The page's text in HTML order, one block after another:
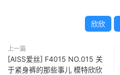
欣欣
上一篇
[AISS爱丝] F4015 NO.015 关
于紧身裤的那些事儿 模特欣欣